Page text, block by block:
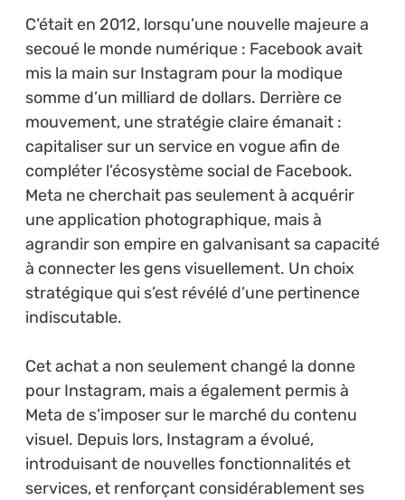
C’était en 2012, lorsqu’une nouvelle majeure a
secoué le monde numérique : Facebook avait
mis la main sur Instagram pour la modique
somme d’un milliard de dollars. Derrière ce
mouvement, une stratégie claire émanait :
capitaliser sur un service en vogue afin de
compléter l’écosystème social de Facebook.
Meta ne cherchait pas seulement à acquérir
une application photographique, mais à
agrandir son empire en galvanisant sa capacité
à connecter les gens visuellement. Un choix
stratégique qui s’est révélé d’une pertinence
indiscutable.
Cet achat a non seulement changé la donne
pour Instagram, mais a également permis à
Meta de s’imposer sur le marché du contenu
visuel. Depuis lors, Instagram a évolué,
introduisant de nouvelles fonctionnalités et
services, et renforçant considérablement ses